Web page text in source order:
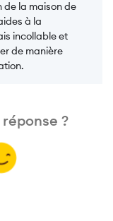
de la maison de
à la
incollable et
de manière
?